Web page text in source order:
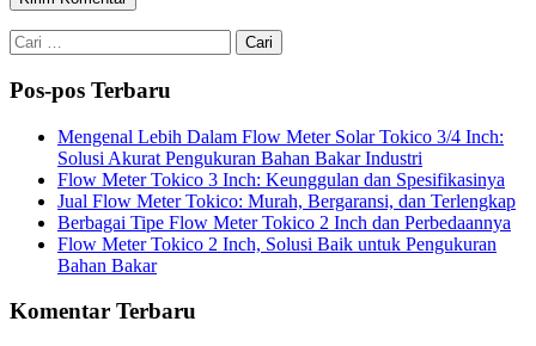
Cari
untuk:
Pos-pos Terbaru
Mengenal Lebih Dalam Flow Meter Solar Tokico 3/4 Inch:
Solusi Akurat Pengukuran Bahan Bakar Industri
Flow Meter Tokico 3 Inch: Keunggulan dan Spesifikasinya
Jual Flow Meter Tokico: Murah, Bergaransi, dan Terlengkap
Berbagai Tipe Flow Meter Tokico 2 Inch dan Perbedaannya
Flow Meter Tokico 2 Inch, Solusi Baik untuk Pengukuran
Bahan Bakar
Komentar Terbaru